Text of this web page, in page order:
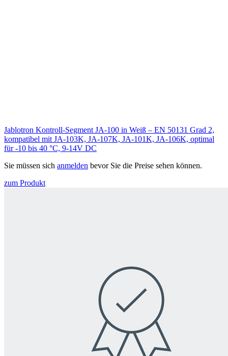
Jablotron Kontroll-Segment JA-100 in Weiß – EN 50131 Grad 2,
kompatibel mit JA-103K, JA-107K, JA-101K, JA-106K, optimal
für -10 bis 40 °C, 9-14V DC
Sie müssen sich anmelden bevor Sie die Preise sehen können.
zum Produkt